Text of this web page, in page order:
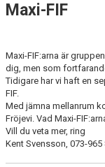
KONTAKT
Maxi-FIF
Maxi-FIF:arna är
dig, men som
Tidigare har vi haft en
FIF.
Med jämna mellanrum
Fröjevi. Vad Maxi-
Vill du veta mer, ring
Kent Svensson, 073-965